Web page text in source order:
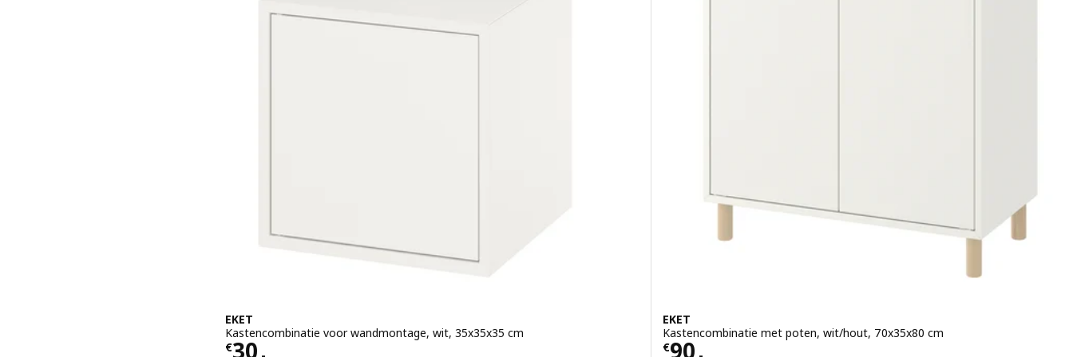
EKET
Kastencombinatie voor wandmontage, wit, 35x35x35 cm
€30
Prijs € 30.-
EKET
Kastencombinatie met poten, wit/hout, 70x35x80 cm
€90
Prijs € 90.-